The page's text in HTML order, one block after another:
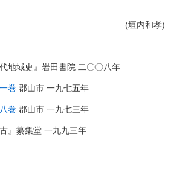
(垣内和孝)
地域史』岩田書院 二〇〇八年
巻 郡山市 一九七五年
巻 郡山市 一九七三年
』纂集堂 一九九三年